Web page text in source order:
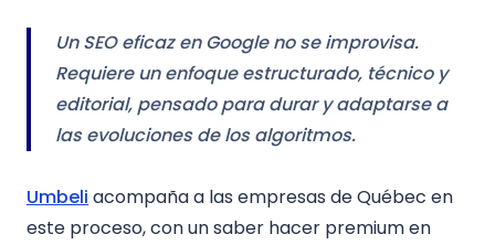
Un SEO eficaz en Google no se improvisa.
Requiere un enfoque estructurado, técnico y
editorial, pensado para durar y adaptarse a
las evoluciones de los algoritmos.
Umbeli acompaña a las empresas de Québec en
este proceso, con un saber hacer premium en